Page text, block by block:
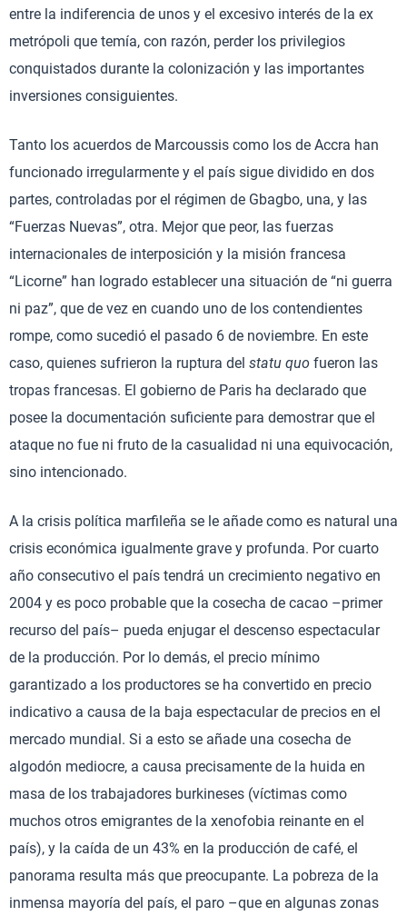
entre la indiferencia de unos y el excesivo interés de la ex
metrópoli que temía, con razón, perder los privilegios
conquistados durante la colonización y las importantes
inversiones consiguientes.
Tanto los acuerdos de Marcoussis como los de Accra han
funcionado irregularmente y el país sigue dividido en dos
partes, controladas por el régimen de Gbagbo, una, y las
“Fuerzas Nuevas”, otra. Mejor que peor, las fuerzas
internacionales de interposición y la misión francesa
“Licorne” han logrado establecer una situación de “ni guerra
ni paz”, que de vez en cuando uno de los contendientes
rompe, como sucedió el pasado 6 de noviembre. En este
caso, quienes sufrieron la ruptura del statu quo fueron las
tropas francesas. El gobierno de Paris ha declarado que
posee la documentación suficiente para demostrar que el
ataque no fue ni fruto de la casualidad ni una equivocación,
sino intencionado.
A la crisis política marfileña se le añade como es natural una
crisis económica igualmente grave y profunda. Por cuarto
año consecutivo el país tendrá un crecimiento negativo en
2004 y es poco probable que la cosecha de cacao –primer
recurso del país– pueda enjugar el descenso espectacular
de la producción. Por lo demás, el precio mínimo
garantizado a los productores se ha convertido en precio
indicativo a causa de la baja espectacular de precios en el
mercado mundial. Si a esto se añade una cosecha de
algodón mediocre, a causa precisamente de la huida en
masa de los trabajadores burkineses (víctimas como
muchos otros emigrantes de la xenofobia reinante en el
país), y la caída de un 43% en la producción de café, el
panorama resulta más que preocupante. La pobreza de la
inmensa mayoría del país, el paro –que en algunas zonas